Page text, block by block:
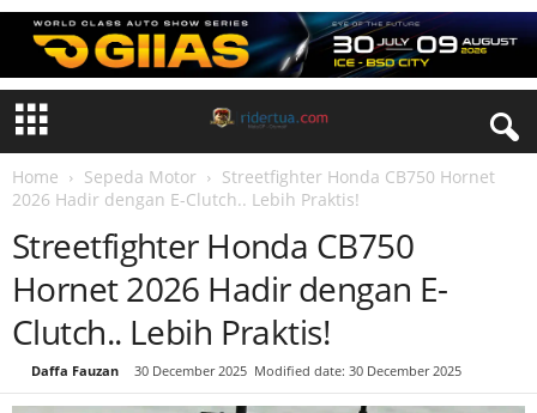
Home Sepeda Motor
Streetfighter Honda CB750 Hornet
2026 Hadir dengan E-Clutch.. Lebih Praktis!
Streetfighter Honda CB750
Hornet 2026 Hadir dengan E-
Clutch.. Lebih Praktis!
Daffa Fauzan 30 December 2025 Modified date: 30 December 2025